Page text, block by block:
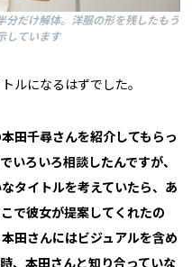
分だけ解体。洋服の形を残したもう
しています
ルになるはずでした。
田千尋さんを紹介してもらっ
いろいろ相談したんですが、
タイトルを考えていたら、あ
で彼女が提案してくれたの
田さんにはビジュアルを含め
、本田さんと知り合っていな